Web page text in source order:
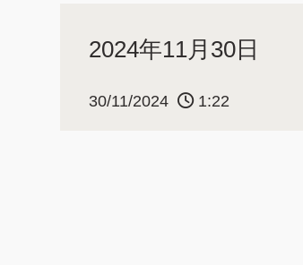
2024年11月30日
30/11/2024 1:22